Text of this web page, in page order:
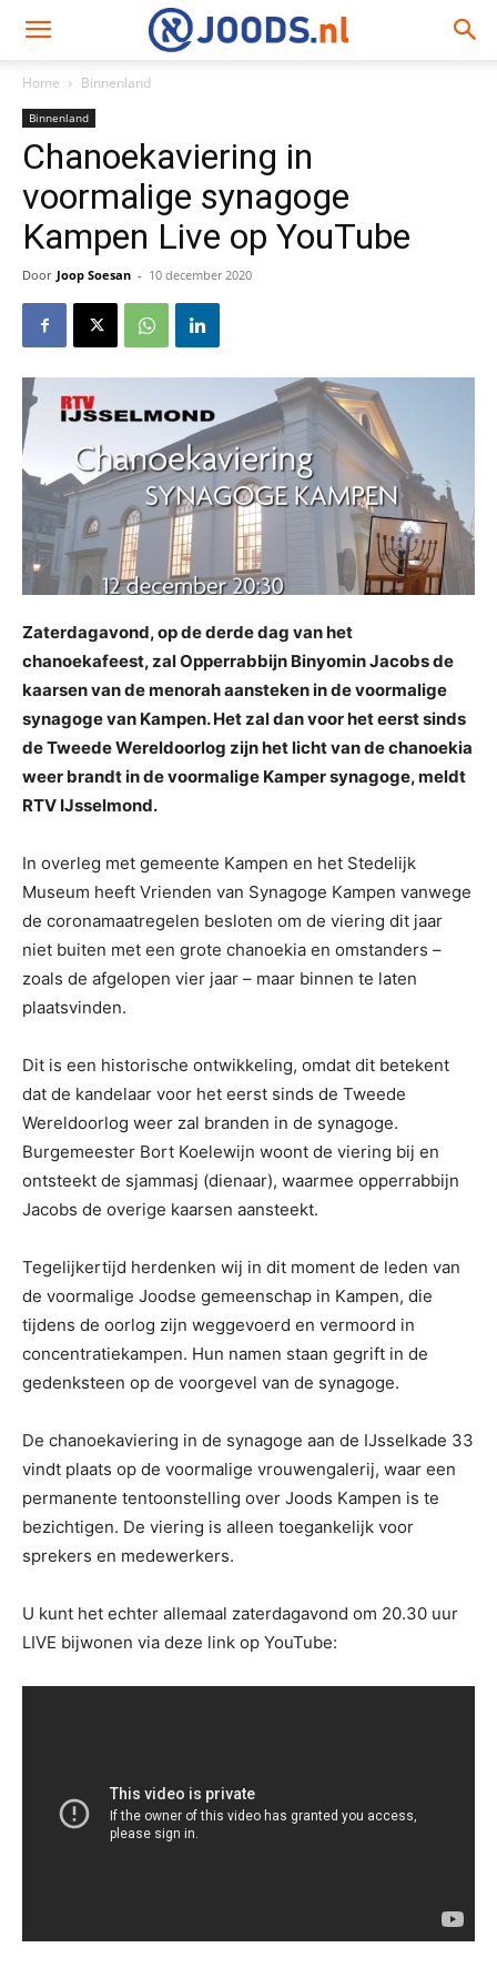
Home Binnenland
Binnenland
Chanoekaviering in
voormalige synagoge
Kampen Live op YouTube
Door Joop Soesan - 10 december 2020
Zaterdagavond, op de derde dag van het
chanoekafeest, zal Opperrabbijn Binyomin Jacobs de
kaarsen van de menorah aansteken in de voormalige
synagoge van Kampen. Het zal dan voor het eerst sinds
de Tweede Wereldoorlog zijn het licht van de chanoekia
weer brandt in de voormalige Kamper synagoge, meldt
RTV IJsselmond.
In overleg met gemeente Kampen en het Stedelijk
Museum heeft Vrienden van Synagoge Kampen vanwege
de coronamaatregelen besloten om de viering dit jaar
niet buiten met een grote chanoekia en omstanders –
zoals de afgelopen vier jaar – maar binnen te laten
plaatsvinden.
Dit is een historische ontwikkeling, omdat dit betekent
dat de kandelaar voor het eerst sinds de Tweede
Wereldoorlog weer zal branden in de synagoge.
Burgemeester Bort Koelewijn woont de viering bij en
ontsteekt de sjammasj (dienaar), waarmee opperrabbijn
Jacobs de overige kaarsen aansteekt.
Tegelijkertijd herdenken wij in dit moment de leden van
de voormalige Joodse gemeenschap in Kampen, die
tijdens de oorlog zijn weggevoerd en vermoord in
concentratiekampen. Hun namen staan gegrift in de
gedenksteen op de voorgevel van de synagoge.
De chanoekaviering in de synagoge aan de IJsselkade 33
vindt plaats op de voormalige vrouwengalerij, waar een
permanente tentoonstelling over Joods Kampen is te
bezichtigen. De viering is alleen toegankelijk voor
sprekers en medewerkers.
U kunt het echter allemaal zaterdagavond om 20.30 uur
LIVE bijwonen via deze link op YouTube: